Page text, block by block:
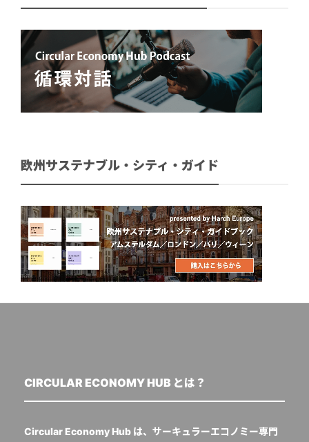
欧州サステナブル・シティ・ガイド
CIRCULAR ECONOMY HUB とは？
Circular Economy Hub は、サーキュラーエコノミー専門